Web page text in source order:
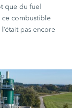
que du fuel
ce combustible
pas encore